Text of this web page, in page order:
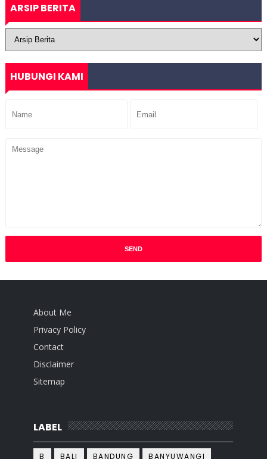
ARSIP BERITA
HUBUNGI KAMI
About Me
Privacy Policy
Contact
Disclaimer
Sitemap
LABEL
B BALI BANDUNG
BANYUWANGI